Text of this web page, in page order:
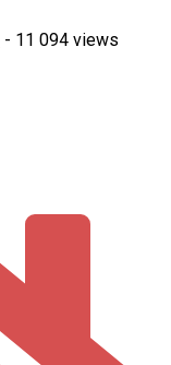
- 11 094 views